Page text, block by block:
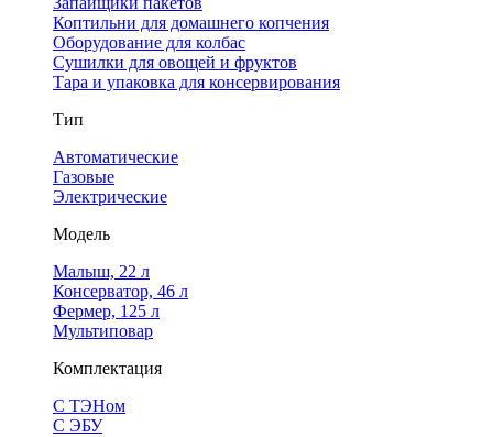
Коптильни для домашнего копчения
Оборудование для колбас
Сушилки для овощей и фруктов
Тара и упаковка для консервирования
Тип
Автоматические
Газовые
Электрические
Модель
Малыш, 22 л
Консерватор, 46 л
Фермер, 125 л
Мультиповар
Комплектация
С ТЭНом
С ЭБУ